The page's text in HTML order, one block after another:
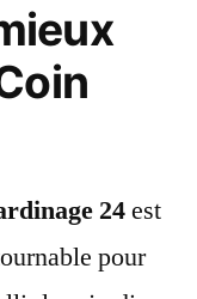
24est
pour